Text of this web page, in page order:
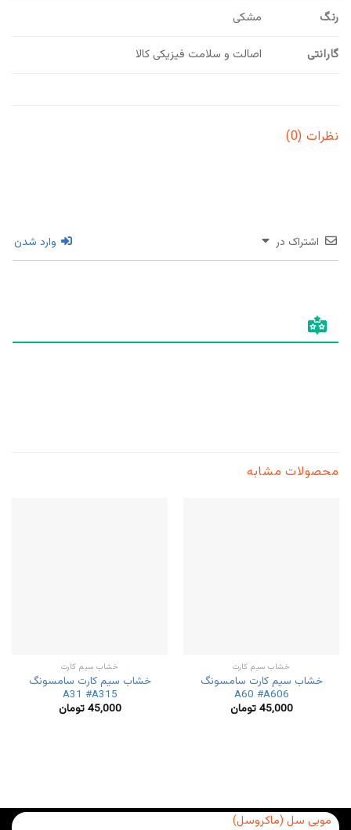
رنگ مشکی
گارانتی اصالت و سلامت فیزیکی کالا
نظرات (0)
اشتراک در وارد شدن
محصولات مشابه
خشاب سیم کارت
خشاب سیم کارت سامسونگ
A60 #A606
45,000 تومان
خشاب سیم کارت
خشاب سیم کارت سامسونگ
A31 #A315
45,000 تومان
موبی سل (ماکروسل)